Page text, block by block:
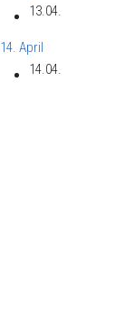
13.04.
14. April
14.04.